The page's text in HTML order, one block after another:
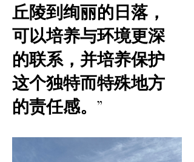
丘陵到绚丽的日落，
可以培养与环境更深
的联系，并培养保护
这个独特而特殊地方
的责任感。”